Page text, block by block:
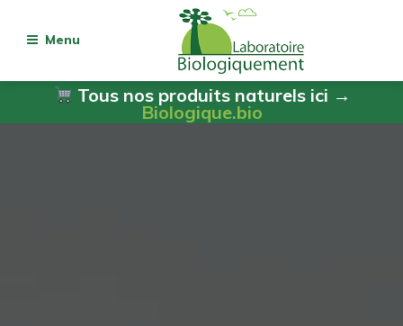
Tous nos produits naturels ici →
Biologique.bio
Menu